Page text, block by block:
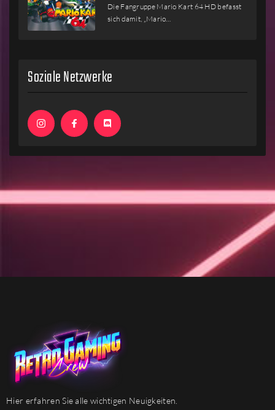
Die Fangruppe Mario Kart 64 HD befasst
sich damit, „Mario…
Soziale Netzwerke
Hier erfahren Sie alle wichtigen Neuigkeiten.